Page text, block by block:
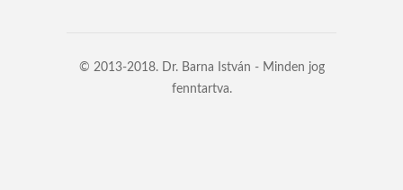
© 2013-2018. Dr. Barna István - Minden jog
fenntartva.